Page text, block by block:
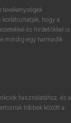
belépek.
tevékenységek
hogy a
és hirdetőkkel is
mindig egy harmadik
használatához, és a
többek között a